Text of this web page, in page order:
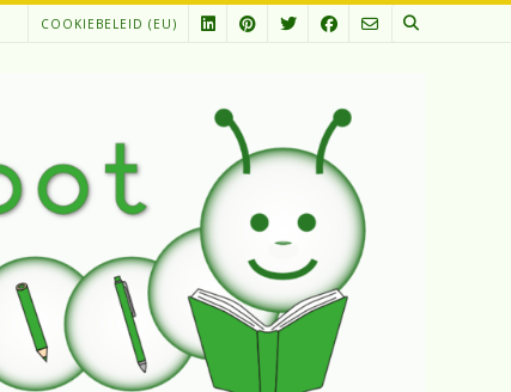
COOKIEBELEID (EU)